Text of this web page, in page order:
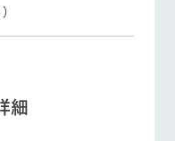
団体のお客様へ
細